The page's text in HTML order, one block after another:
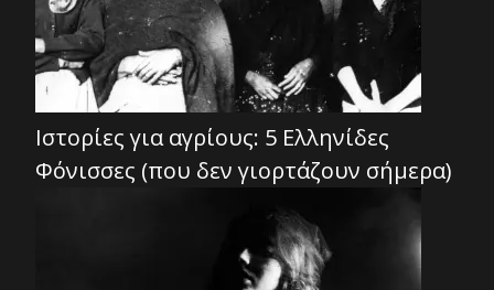
Ιστορίες για αγρίους: 5 Ελληνίδες
Φόνισσες (που δεν γιορτάζουν σήμερα)